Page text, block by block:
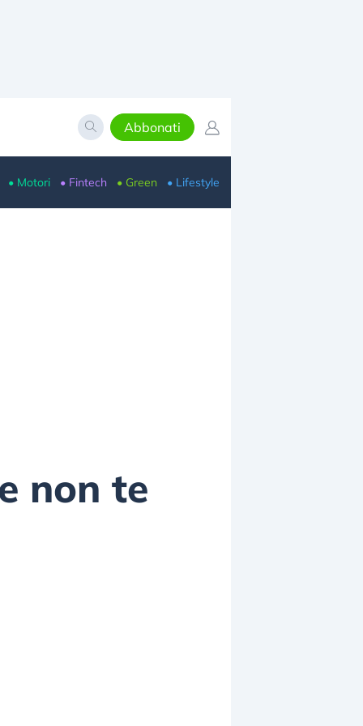
Abbonati
• Motori • Fintech • Green • Lifestyle
non te